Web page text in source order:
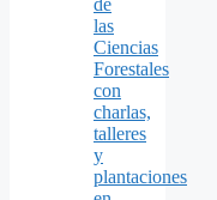
de
las
Ciencias
Forestales
con
charlas,
talleres
y
plantaciones